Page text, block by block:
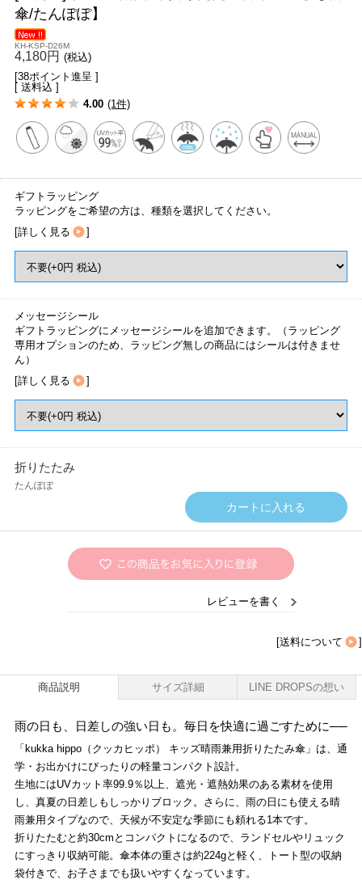
傘/たんぽぽ】
KH-KSP-D26M
4,180円 (税込)
[38ポイント進呈 ]
[ 送料込 ]
4.00 (1件)
ギフトラッピング
ラッピングをご希望の方は、種類を選択してください。
[詳しく見る ]
メッセージシール
ギフトラッピングにメッセージシールを追加できます。（ラッピング
専用オプションのため、ラッピング無しの商品にはシールは付きませ
ん）
[詳しく見る ]
折りたたみ
たんぽぽ
レビューを書く
[送料について ]
商品説明 サイズ詳細 LINE DROPSの想い
雨の日も、日差しの強い日も。毎日を快適に過ごすために──
「kukka hippo（クッカヒッポ） キッズ晴雨兼用折りたたみ傘」は、通
学・お出かけにぴったりの軽量コンパクト設計。
生地にはUVカット率99.9％以上、遮光・遮熱効果のある素材を使用
し、真夏の日差しもしっかりブロック。さらに、雨の日にも使える晴
雨兼用タイプなので、天候が不安定な季節にも頼れる1本です。
折りたたむと約30cmとコンパクトになるので、ランドセルやリュック
にすっきり収納可能。傘本体の重さは約224gと軽く、トート型の収納
袋付きで、お子さまでも扱いやすくなっています。